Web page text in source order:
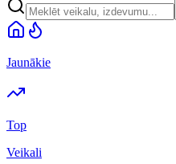
Jaunākie
Top
Veikali